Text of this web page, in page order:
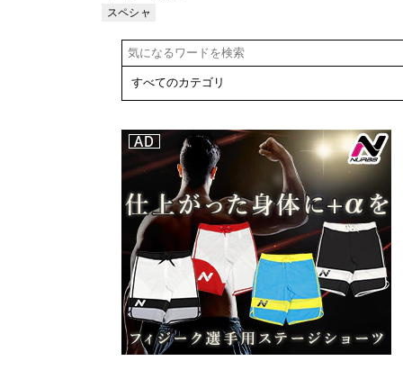
7〕 肩の運
スペシャ